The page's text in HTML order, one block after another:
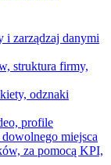
zarządzaj danymi
struktura firmy,
odznaki
profile
miejsca
za pomocą KPI,